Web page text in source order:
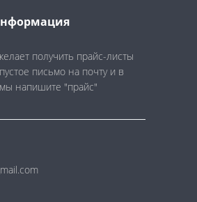
получить прайс-листы
письмо на почту и в
напишите "прайс"